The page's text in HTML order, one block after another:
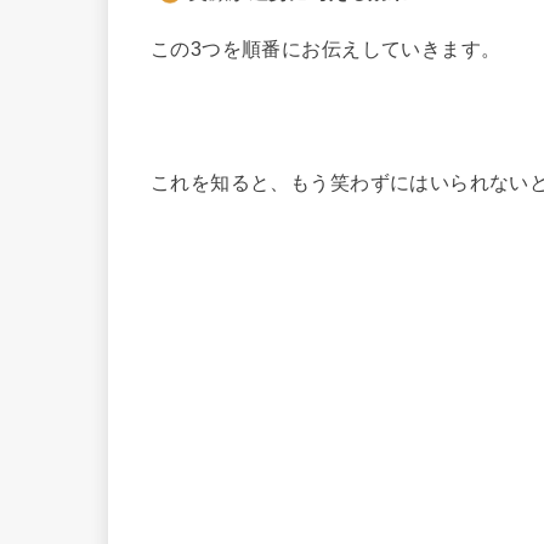
この3つを順番にお伝えしていきます。
これを知ると、もう笑わずにはいられない